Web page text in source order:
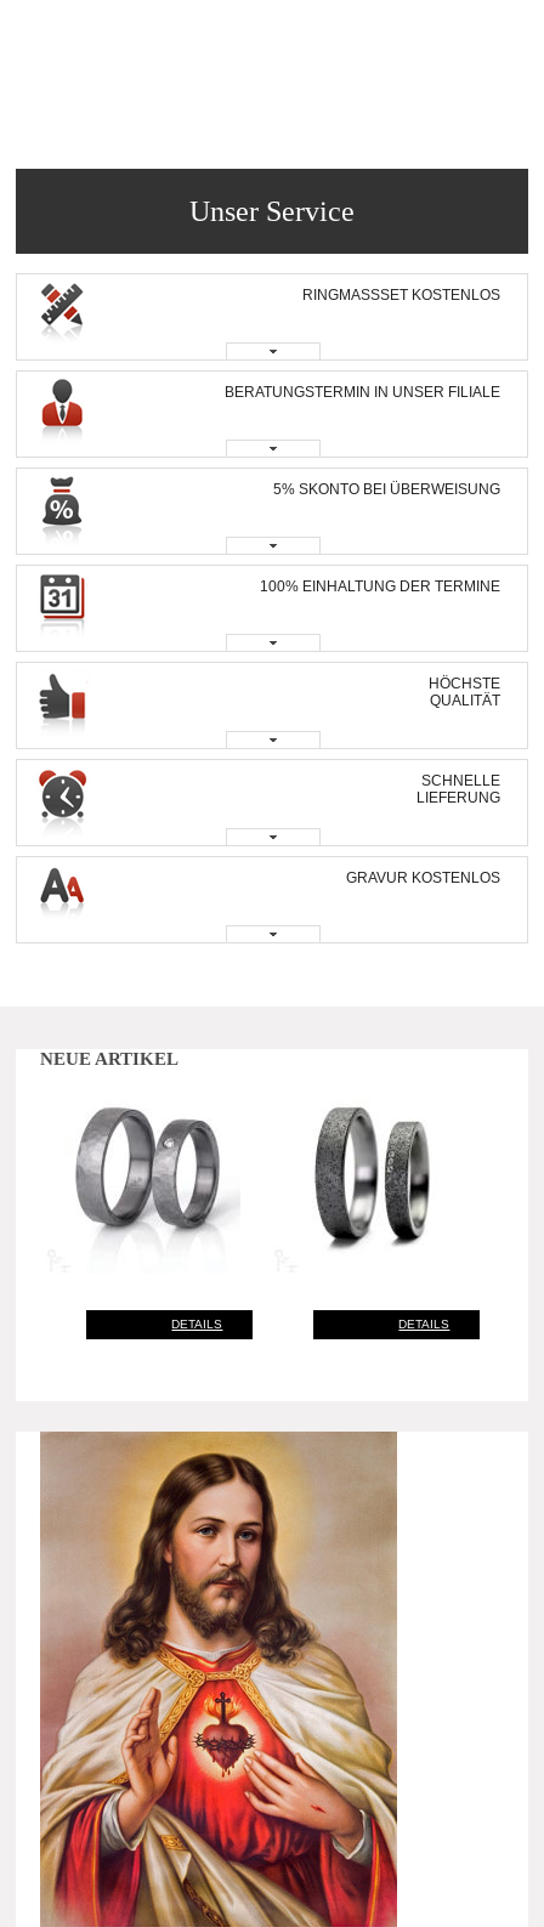
Unser Service
RINGMASSSET KOSTENLOS
BERATUNGSTERMIN IN UNSER FILIALE
5% SKONTO BEI ÜBERWEISUNG
100% EINHALTUNG DER TERMINE
HÖCHSTE
QUALITÄT
SCHNELLE
LIEFERUNG
GRAVUR KOSTENLOS
NEUE ARTIKEL
DETAILS DETAILS